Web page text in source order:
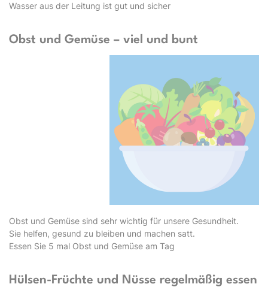
Wasser aus der Leitung ist gut und sicher
Obst und Gemüse – viel und bunt
Obst und Gemüse sind sehr wichtig für unsere Gesundheit.
Sie helfen, gesund zu bleiben und machen satt.
Essen Sie 5 mal Obst und Gemüse am Tag
Hülsen-Früchte und Nüsse regelmäßig essen